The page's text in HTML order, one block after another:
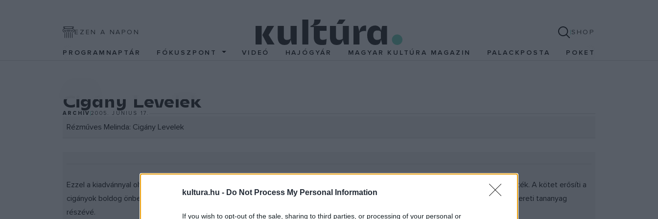
kultura.hu - Do Not Process My Personal Information
If you wish to opt-out of the sale, sharing to third parties, or processing of your personal or
EZEN A NAPON SHOP
PROGRAMNAPTÁR FÓKUSZPONT VIDEÓ HAJÓGYÁR MAGYAR KULTÚRA MAGAZIN PALACKPOSTA POKET
Cigány Levelek
ARCHÍV2005. JÚNIUS 17.
Rézműves Melinda: Cigány Levelek
Ezzel a kiadvánnyal olyan kultúrtörténeti ritkaságot tudhat magáénak az olvasó, ami nemcsak Magyarországon, hanem Európában is érték. A kötet erősíti a
cigányok boldog önbecsülésének érzését és hozzájárul a cigány nyelv presztizsének növeléséhez. E levelezés méltán válhat a népismereti tananyag
részévé.